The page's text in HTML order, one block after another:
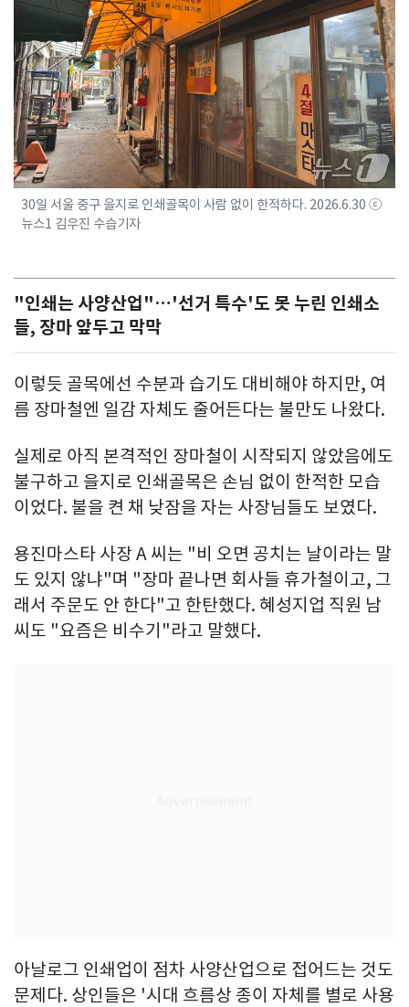
30일 서울 중구 을지로 인쇄골목이 사람 없이 한적하다. 2026.6.30 ⓒ
뉴스1 김우진 수습기자
"인쇄는 사양산업"…'선거 특수'도 못 누린 인쇄소
들, 장마 앞두고 막막
이렇듯 골목에선 수분과 습기도 대비해야 하지만, 여
름 장마철엔 일감 자체도 줄어든다는 불만도 나왔다.
실제로 아직 본격적인 장마철이 시작되지 않았음에도
불구하고 을지로 인쇄골목은 손님 없이 한적한 모습
이었다. 불을 켠 채 낮잠을 자는 사장님들도 보였다.
용진마스타 사장 A 씨는 "비 오면 공치는 날이라는 말
도 있지 않냐"며 "장마 끝나면 회사들 휴가철이고, 그
래서 주문도 안 한다"고 한탄했다. 혜성지업 직원 남
씨도 "요즘은 비수기"라고 말했다.
아날로그 인쇄업이 점차 사양산업으로 접어드는 것도
문제다. 상인들은 '시대 흐름상 종이 자체를 별로 사용